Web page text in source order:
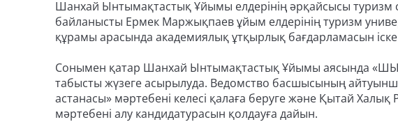
Шанхай Ынтымақтастық Ұйымы елдерінің әрқайсысы туризм
байланысты Ермек Маржықпаев ұйым елдерінің туризм
құрамы арасында академиялық ұтқырлық бағдарламасын іске
Сонымен қатар Шанхай Ынтымақтастық Ұйымы аясында
табысты жүзеге асырылуда. Ведомство басшысының
астанасы» мәртебені келесі қалаға беруге және Қытай
мәртебені алу кандидатурасын қолдауға дайын.